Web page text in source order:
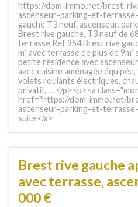
https://dom-immo.net/brest-
ascenseur-parking-et-
gauche T3 neuf, ascenseur,
Brest rive gauche, T3 neuf de
terrasse Ref 954 Brest rive
m² avec terrasse de plus de
petite résidence avec
avec cuisine aménagée équipée,
volets roulants électriques,
privatif, … </p><p><a
href="https://dom-immo.net/
ascenseur-parking-et-
suite</a>
Brest rive gauche
avec terrasse,
000 €